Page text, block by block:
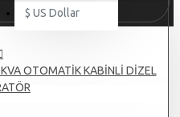
$ US Dollar
OTOMATİK KABİNLİ DİZEL